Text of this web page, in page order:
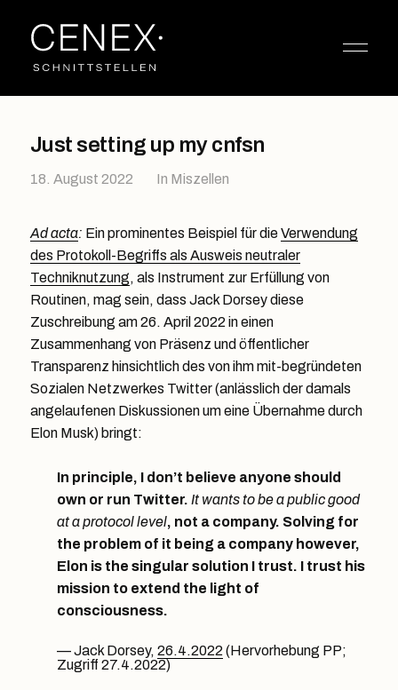
Just setting up my cnfsn
18. August 2022 In Miszellen
Ad acta: Ein prominentes Beispiel für dieVerwendung
des Protokoll-Begriffs als Ausweis neutraler
Techniknutzung, als Instrument zur Erfüllung von
Routinen, mag sein, dass Jack Dorsey diese
Zuschreibung am 26. April 2022 in einen
Zusammenhang von Präsenz und öffentlicher
Transparenz hinsichtlich des von ihm mit-begründeten
Sozialen Netzwerkes Twitter (anlässlich der damals
angelaufenen Diskussionen um eine Übernahme durch
Elon Musk) bringt:
In principle, I don’t believe anyone should
own or run Twitter. It wants to be a public good
at a protocol level, not a company. Solving for
the problem of it being a company however,
Elon is the singular solution I trust. I trust his
mission to extend the light of
consciousness.
Jack Dorsey, 26.4.2022 (Hervorhebung PP;
Zugriff 27.4.2022)